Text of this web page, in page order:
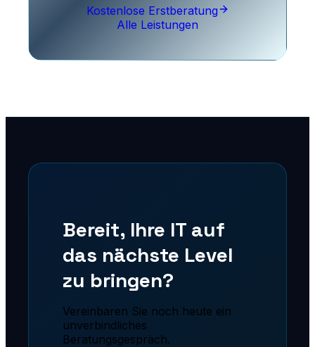
Kostenlose Erstberatung
Alle Leistungen
Bereit, Ihre IT auf
das nächste Level
zu bringen?
Vereinbaren Sie noch heute ein
unverbindliches
Beratungsgespräch.